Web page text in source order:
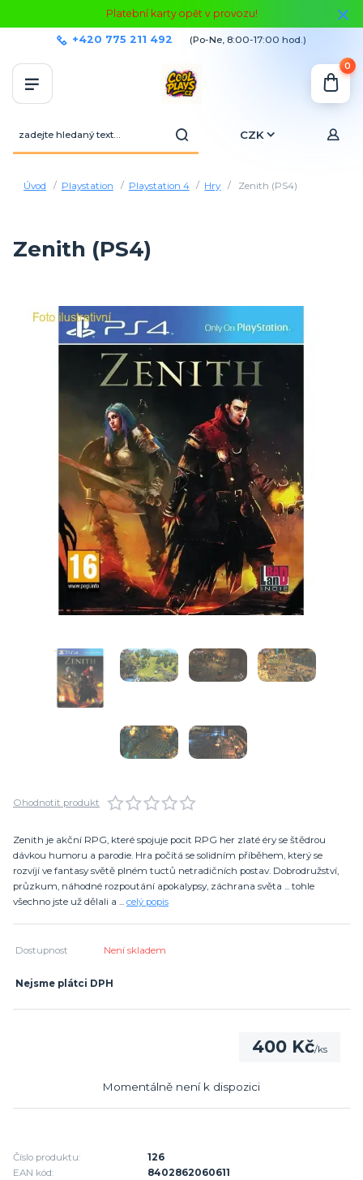
Platební karty opět v provozu!
CZK
+420 775 211 492 (Po-Ne, 8:00-17:00 hod.)
0
Úvod Playstation Playstation 4 Hry Zenith (PS4)
Zenith (PS4)
Ohodnotit produkt
Zenith je akční RPG, které spojuje pocit RPG her zlaté éry se štědrou
dávkou humoru a parodie. Hra počítá se solidním příběhem, který se
rozvíjí ve fantasy světě plném tuctů netradičních postav. Dobrodružství,
průzkum, náhodné rozpoutání apokalypsy, záchrana světa ... tohle
všechno jste už dělali a ... celý popis
Dostupnost Není skladem
Nejsme plátci DPH
400 Kč/ks
Momentálně není k dispozici
Číslo produktu:
126
EAN kód:
8402862060611